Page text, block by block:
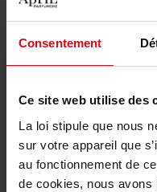
Consentement
Ce site web utilise des
La loi stipule que nous
sur votre appareil que
au fonctionnement de
de cookies, nous avons
MERCEDES-BENZ